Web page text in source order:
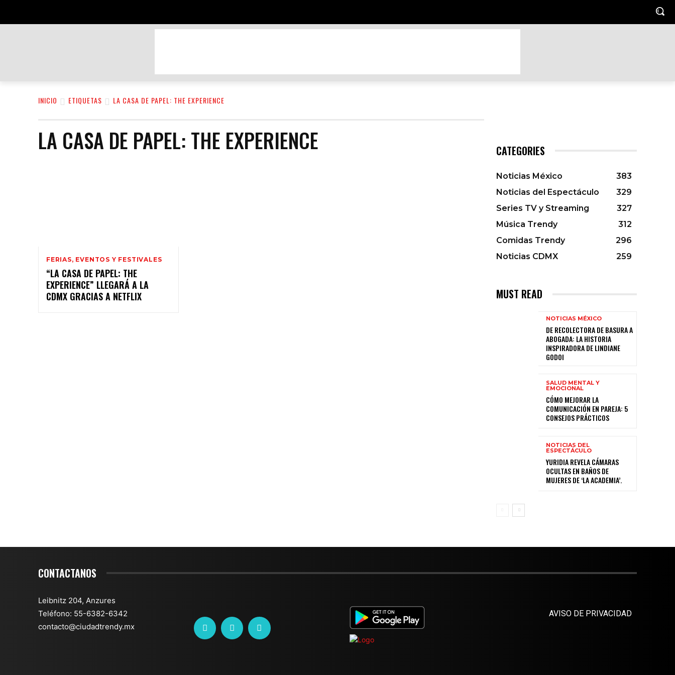
MASCOTAS
INICIO ETIQUETAS LA CASA DE PAPEL: THE EXPERIENCE
LA CASA DE PAPEL: THE EXPERIENCE
FERIAS, EVENTOS Y FESTIVALES
“LA CASA DE PAPEL: THE
EXPERIENCE” LLEGARÁ A LA
CDMX GRACIAS A NETFLIX
CATEGORIES
Noticias México
383
Noticias del Espectáculo
329
Series TV y Streaming
327
Música Trendy
312
Comidas Trendy
296
Noticias CDMX
259
MUST READ
NOTICIAS MÉXICO
DE RECOLECTORA DE BASURA A
ABOGADA: LA HISTORIA
INSPIRADORA DE LINDIANE
GODOI
SALUD MENTAL Y
EMOCIONAL
CÓMO MEJORAR LA
COMUNICACIÓN EN PAREJA: 5
CONSEJOS PRÁCTICOS
NOTICIAS DEL
ESPECTÁCULO
YURIDIA REVELA CÁMARAS
OCULTAS EN BAÑOS DE
MUJERES DE ‘LA ACADEMIA’.
CONTACTANOS
Leibnitz 204, Anzures
Teléfono: 55-6382-6342
contacto@ciudadtrendy.mx
AVISO DE PRIVACIDAD